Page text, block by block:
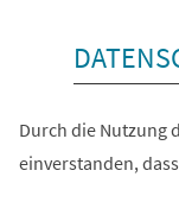
Durch die Nutzung
einverstanden,